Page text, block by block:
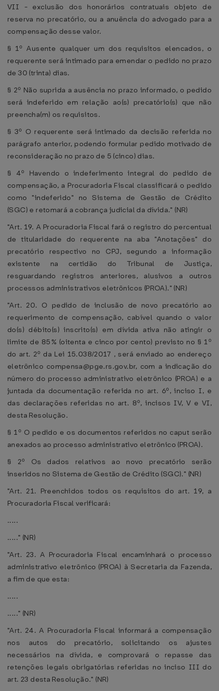
VII - exclusão dos honorários contratuais objeto de
reserva no precatório, ou a anuência do advogado para a
compensação desse valor.
§ 1º Ausente qualquer um dos requisitos elencados, o
requerente será intimado para emendar o pedido no prazo
de 30 (trinta) dias.
§ 2º Não suprida a ausência no prazo informado, o pedido
será indeferido em relação ao(s) precatório(s) que não
preencha(m) os requisitos.
§ 3º O requerente será intimado da decisão referida no
parágrafo anterior, podendo formular pedido motivado de
reconsideração no prazo de 5 (cinco) dias.
§ 4º Havendo o indeferimento integral do pedido de
compensação, a Procuradoria Fiscal classificará o pedido
como "indeferido" no Sistema de Gestão de Crédito
(SGC) e retomará a cobrança judicial da dívida." (NR)
"Art. 19. A Procuradoria Fiscal fará o registro do percentual
de titularidade do requerente na aba "Anotações" do
precatório respectivo no CPJ, segundo a informação
existente na certidão do Tribunal de Justiça,
resguardando registros anteriores, alusivos a outros
processos administrativos eletrônicos (PROA)." (NR)
"Art. 20. O pedido de inclusão de novo precatório ao
requerimento de compensação, cabível quando o valor
do(s) débito(s) inscrito(s) em dívida ativa não atingir o
limite de 85% (oitenta e cinco por cento) previsto no § 1º
do art. 2º da Lei 15.038/2017 , será enviado ao endereço
eletrônico compensa@pge.rs.gov.br, com a indicação do
número do processo administrativo eletrônico (PROA) e a
juntada da documentação referida no art. 6º, inciso I, e
das declarações referidas no art. 8º, incisos IV, V e VI,
desta Resolução.
§ 1º O pedido e os documentos referidos no caput serão
anexados ao processo administrativo eletrônico (PROA).
§ 2º Os dados relativos ao novo precatório serão
inseridos no Sistema de Gestão de Crédito (SGC)." (NR)
"Art. 21. Preenchidos todos os requisitos do art. 19, a
Procuradoria Fiscal verificará:
.....
....." (NR)
"Art. 23. A Procuradoria Fiscal encaminhará o processo
administrativo eletrônico (PROA) à Secretaria da Fazenda,
a fim de que esta:
.....
....." (NR)
"Art. 24. A Procuradoria Fiscal informará a compensação
nos autos do precatório, solicitando os ajustes
necessários na dívida, e comprovará o repasse das
retenções legais obrigatórias referidas no inciso III do
art. 23 desta Resolução." (NR)